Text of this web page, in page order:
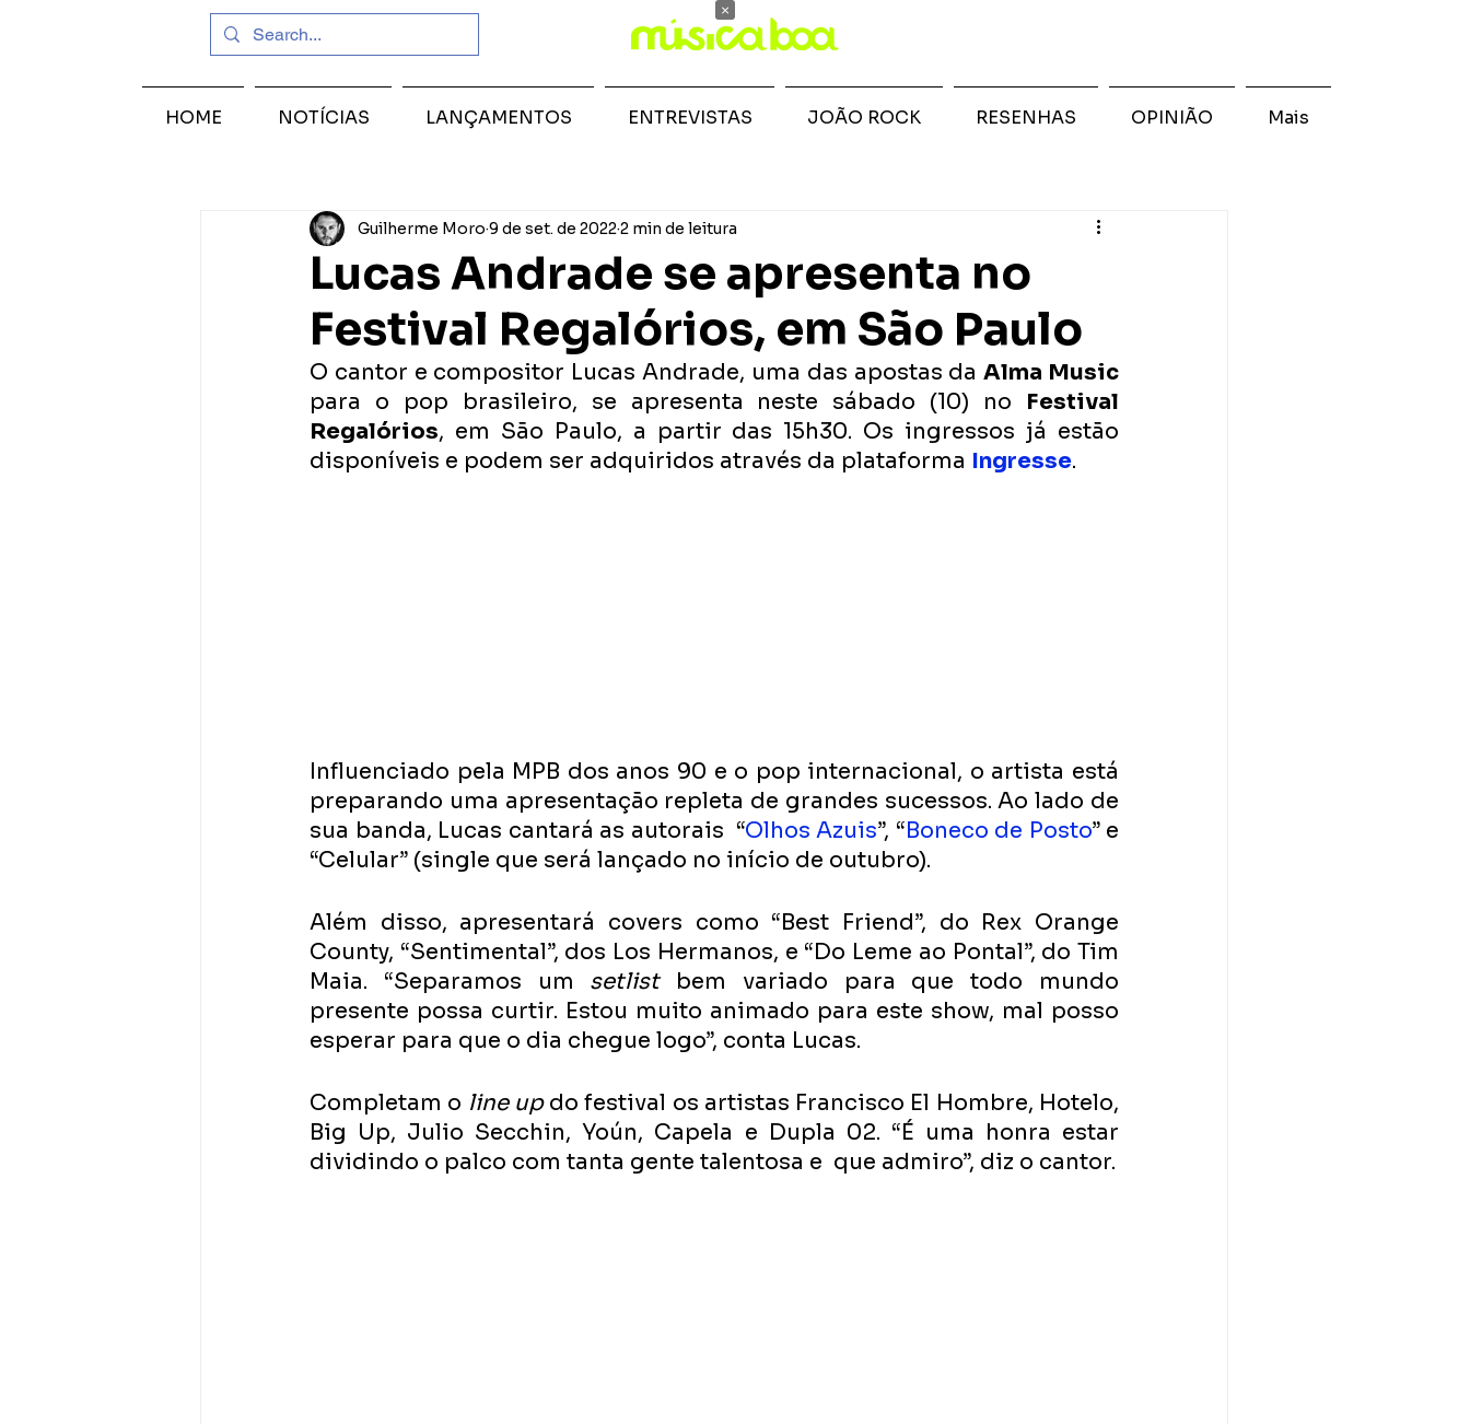
Lucas Andrade se apresenta no
Festival Regalórios, em São Paulo
Guilherme Moro 9 de set. de 2022 2 min de leitura
O cantor e compositor Lucas Andrade, uma das apostas da Alma Music
para o pop brasileiro, se apresenta neste sábado (10) no Festival
Regalórios, em São Paulo, a partir das 15h30. Os ingressos já estão
disponíveis e podem ser adquiridos através da plataforma Ingresse.
Influenciado pela MPB dos anos 90 e o pop internacional, o artista está
preparando uma apresentação repleta de grandes sucessos. Ao lado de
sua banda, Lucas cantará as autorais  “Olhos Azuis”, “Boneco de Posto” e
“Celular” (single que será lançado no início de outubro).
Além disso, apresentará covers como “Best Friend”, do Rex Orange
County, “Sentimental”, dos Los Hermanos, e “Do Leme ao Pontal”, do Tim
Maia. “Separamos um setlist bem variado para que todo mundo
presente possa curtir. Estou muito animado para este show, mal posso
esperar para que o dia chegue logo”, conta Lucas.
Completam o line up do festival os artistas Francisco El Hombre, Hotelo,
Big Up, Julio Secchin, Yoún, Capela e Dupla 02. “É uma honra estar
HOME NOTÍCIAS LANÇAMENTOS ENTREVISTAS JOÃO ROCK RESENHAS OPINIÃO Mais
×